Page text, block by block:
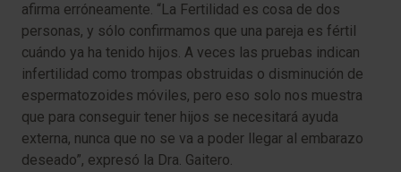
afirma erróneamente. “La Fertilidad es cosa de dos
personas, y sólo confirmamos que una pareja es fértil
cuándo ya ha tenido hijos. A veces las pruebas indican
infertilidad como trompas obstruidas o disminución de
espermatozoides móviles, pero eso solo nos muestra
que para conseguir tener hijos se necesitará ayuda
externa, nunca que no se va a poder llegar al embarazo
deseado”, expresó la Dra. Gaitero.